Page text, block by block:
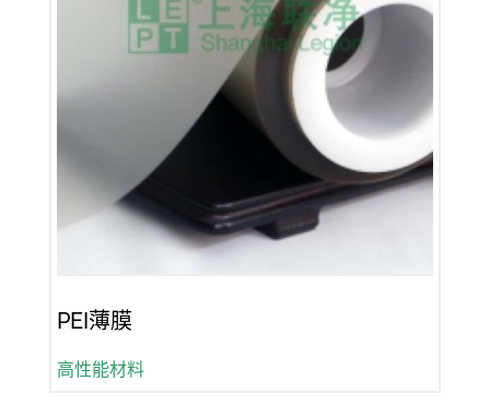
PEI薄膜
高性能材料